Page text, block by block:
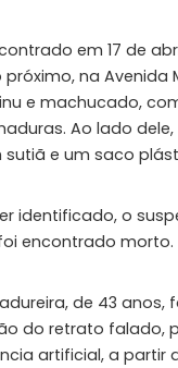
em 17 de
na Avenida
e machucado,
Ao lado
e um saco
identificado, o
encontrado morto.
de 43 anos,
do retrato falado,
artificial, a partir